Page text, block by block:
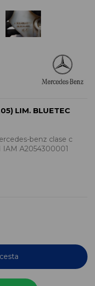
LIM. BLUETEC
benz clase c
IAM A2054300001